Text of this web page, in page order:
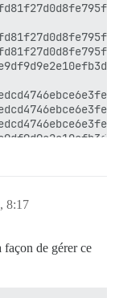
8:17
façon de gérer ce